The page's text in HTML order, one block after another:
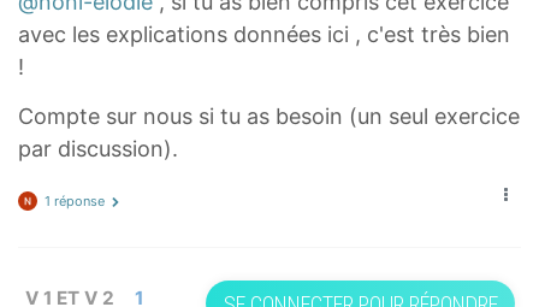
avec les explications données ici , c'est très bien
!
Compte sur nous si tu as besoin (un seul exercice
par discussion).
1 réponse
V 1 ET V 2 1